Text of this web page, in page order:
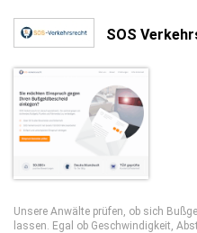
SOS
Unsere Anwälte prüfen, ob sich
lassen. Egal ob Geschwindigkeit,